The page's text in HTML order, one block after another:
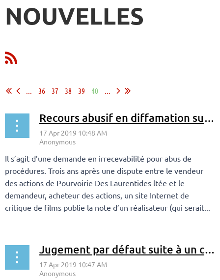
NOUVELLES
... 36 37 38 39 40 ...
Recours abusif en diffamation suite à un commentaire publié sur Internet pendant 21 jours
Il s’agit d’une demande en irrecevabilité pour abus de
procédures. Trois ans après une dispute entre le vendeur
des actions de Pourvoirie Des Laurentides ltée et le
demandeur, acheteur des actions, un site Internet de
critique de films publie la note d’un réalisateur (qui serait...
Jugement par défaut suite à un commentaire critique sur Facebook